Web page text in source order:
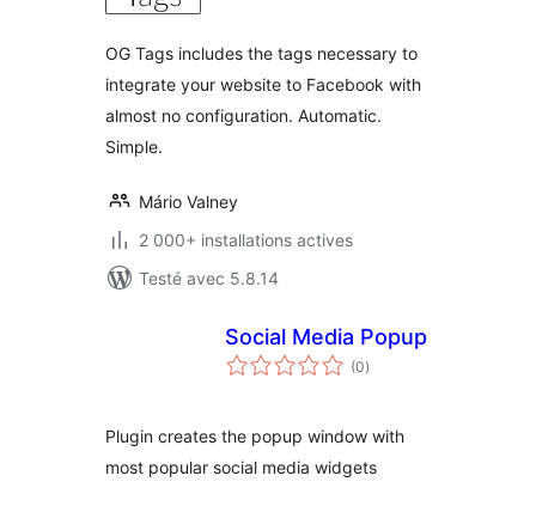
OG Tags includes the tags necessary to
integrate your website to Facebook with
almost no configuration. Automatic.
Simple.
Mário Valney
2 000+ installations actives
Testé avec 5.8.14
Social Media Popup
(0notes
en
)
Plugin creates the popup window with
most popular social media widgets